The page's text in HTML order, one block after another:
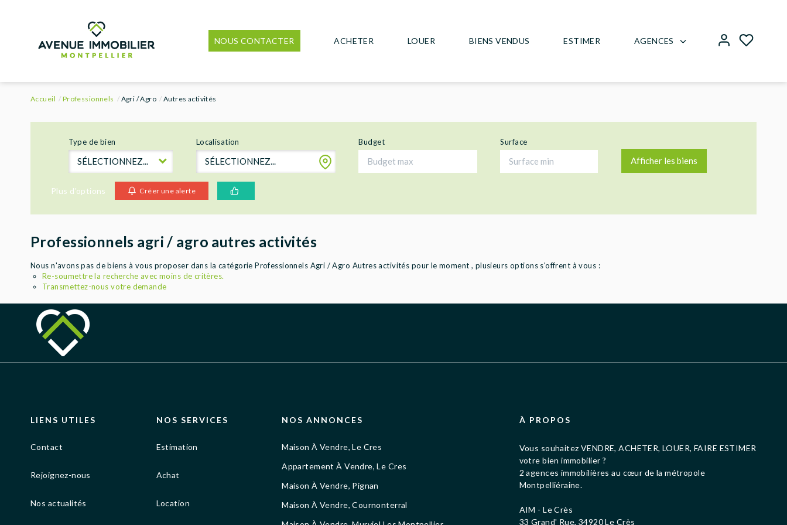
NOUS CONTACTER ACHETER LOUER BIENS VENDUS ESTIMER AGENCES
Accueil Professionnels Agri / Agro Autres activités
Type de bien
SÉLECTIONNEZ...
Localisation
SÉLECTIONNEZ...
Budget Surface
Plus d'options Créer une alerte
Professionnels agri / agro autres activités
Nous n'avons pas de biens à vous proposer dans la catégorie Professionnels Agri / Agro Autres activités pour le moment , plusieurs options s'offrent à vous :
Re-soumettre la recherche avec moins de critères.
Transmettez-nous votre demande
LIENS UTILES
Contact
Rejoignez-nous
Nos actualités
NOS SERVICES
Estimation
Achat
Location
NOS ANNONCES
Maison À Vendre, Le Cres
Appartement À Vendre, Le Cres
Maison À Vendre, Pignan
Maison À Vendre, Cournonterral
À PROPOS
Vous souhaitez VENDRE, ACHETER, LOUER, FAIRE ESTIMER
votre bien immobilier ?
2 agences immobilières au cœur de la métropole
Montpelliéraine.
AIM - Le Crès
33 Grand' Rue, 34920 Le Crès